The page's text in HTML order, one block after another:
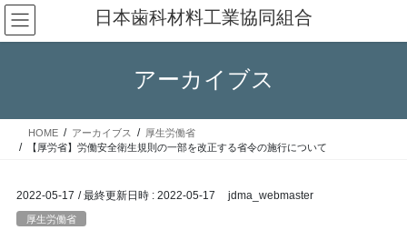
コ
ン
テ
ス
ナ
ビ
ゲ
ン
日本歯科材料工業協同組合
アーカイブス
HOME アーカイブス
厚生労働省
【厚労省】労働安全衛生規則の一部を改正する省令の施行について
2022-05-17 / 最終更新日時 : 2022-05-17 jdma_webmaster
厚生労働省